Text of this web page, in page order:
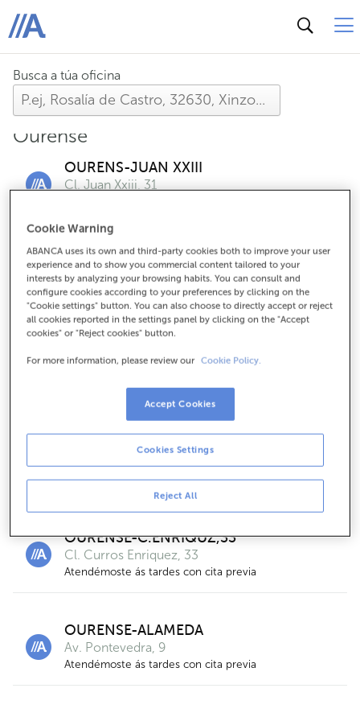
ABANCA
Busca a túa oficina
Ourense
OURENS-JUAN XXIII
Cl. Juan Xxiii, 31
OURENSE-M.MACIAS
Cl. Marcelo Macias, 64
Atendémoste ás tardes con cita previa
OURENSE-RAMON PUGA
Cl. Ramon Puga, 45
Atendémoste ás tardes con cita previa
OURENSE-PZ.MERCEDES
Av. Buenos Aires, 11
Atendémoste ás tardes con cita previa
OURENSE-C.ENRIQUZ,33
Cl. Curros Enriquez, 33
Atendémoste ás tardes con cita previa
OURENSE-ALAMEDA
Av. Pontevedra, 9
Atendémoste ás tardes con cita previa
Cookie Warning
ABANCA uses its own and third-party cookies both to improve your user
experience and to show you commercial content tailored to your
interests by analyzing your browsing habits. You can consult and
configure cookies according to your preferences by clicking on the
"Cookie settings" button. You can also choose to directly accept or reject
all cookies reported in the settings panel by clicking on the "Accept
cookies" or "Reject cookies" button.
For more information, please review our Cookie Policy.
Reject All
Cookies Settings
Accept Cookies